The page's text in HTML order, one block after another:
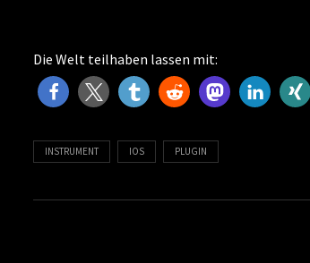
Die Welt teilhaben lassen mit:
INSTRUMENT IOS PLUGIN